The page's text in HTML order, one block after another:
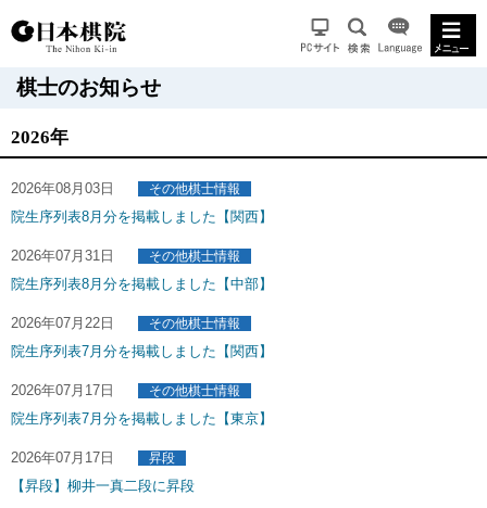
棋士のお知らせ
2026年
2026年08月03日 その他棋士情報
院生序列表8月分を掲載しました【関西】
2026年07月31日 その他棋士情報
院生序列表8月分を掲載しました【中部】
2026年07月22日 その他棋士情報
院生序列表7月分を掲載しました【関西】
2026年07月17日 その他棋士情報
院生序列表7月分を掲載しました【東京】
2026年07月17日 昇段
【昇段】柳井一真二段に昇段